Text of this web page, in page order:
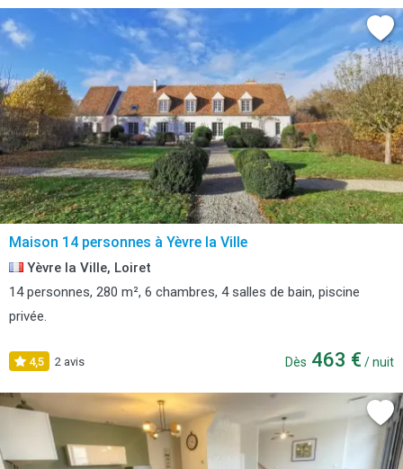
Maison 14 personnes à Yèvre la Ville
Yèvre la Ville, Loiret
14 personnes, 280 m², 6 chambres, 4 salles de bain, piscine
privée.
4,5 2 avis Dès 463 € / nuit